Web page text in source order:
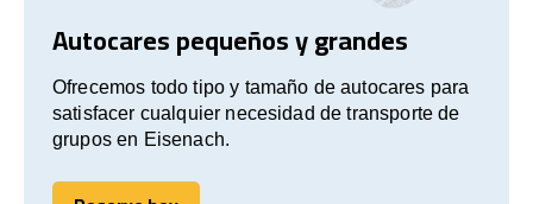
Autocares pequeños y grandes
Ofrecemos todo tipo y tamaño de autocares para
satisfacer cualquier necesidad de transporte de
grupos en Eisenach.